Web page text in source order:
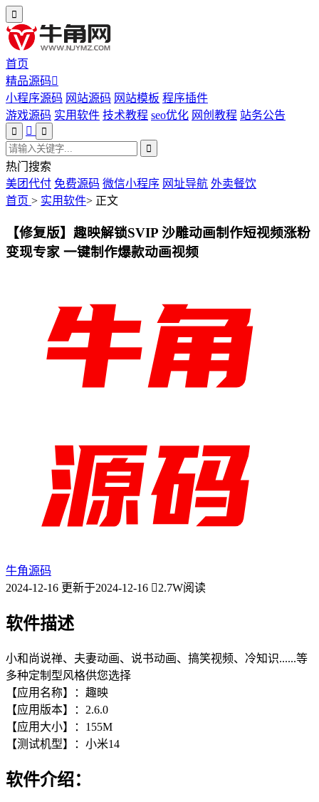
首页
精品源码
小程序源码 网站源码 网站模板 程序插件
游戏源码 实用软件 技术教程 seo优化 网创教程 站务公告
热门搜索
美团代付 免费源码 微信小程序 网址导航 外卖餐饮
首页 > 实用软件> 正文
【修复版】趣映解锁SVIP 沙雕动画制作短视频涨粉
变现专家 一键制作爆款动画视频
牛角源码
2024-12-16 更新于2024-12-16 2.7W阅读
软件描述
小和尚说禅、夫妻动画、说书动画、搞笑视频、冷知识......等
多种定制型风格供您选择
【应用名称】：趣映
【应用版本】：2.6.0
【应用大小】：155M
【测试机型】：小米14
软件介绍：